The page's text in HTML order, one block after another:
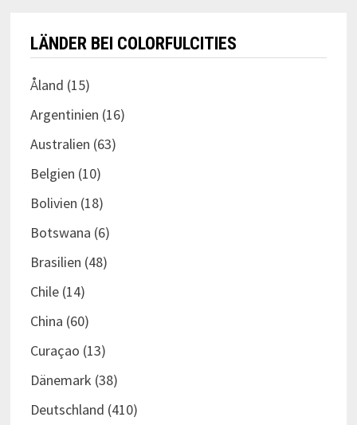
LÄNDER BEI COLORFULCITIES
Åland (15)
Argentinien (16)
Australien (63)
Belgien (10)
Bolivien (18)
Botswana (6)
Brasilien (48)
Chile(14)
China (60)
Curaçao (13)
Dänemark (38)
Deutschland (410)